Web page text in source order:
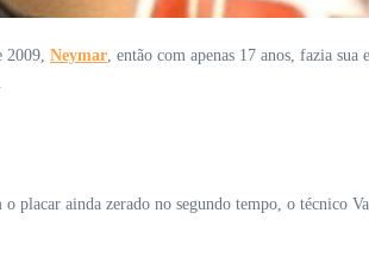
2009, Neymar, então com apenas 17 anos, fazia sua
placar ainda zerado no segundo tempo, o técnico